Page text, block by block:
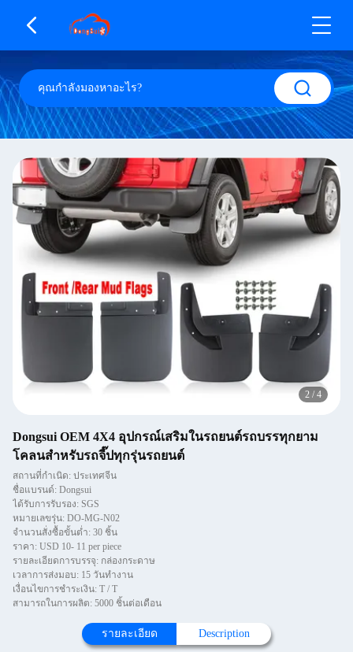
2 / 4
Dongsui OEM 4X4 อุปกรณ์เสริมในรถยนต์รถบรรทุกยาม
โคลนสำหรับรถจี๊ปทุกรุ่นรถยนต์
สถานที่กำเนิด: ประเทศจีน
ชื่อแบรนด์: Dongsui
ได้รับการรับรอง: SGS
หมายเลขรุ่น: DO-MG-N02
จำนวนสั่งซื้อขั้นต่ำ: 30 ชิ้น
ราคา: USD 10- 11 per piece
รายละเอียดการบรรจุ: กล่องกระดาษ
เวลาการส่งมอบ: 15 วันทำงาน
เงื่อนไขการชำระเงิน: T / T
สามารถในการผลิต: 5000 ชิ้นต่อเดือน
รายละเอียด Description